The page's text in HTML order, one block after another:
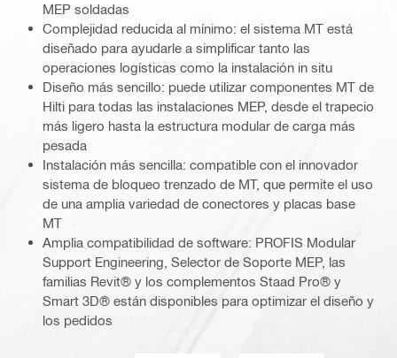
MEP soldadas
Complejidad reducida al mínimo: el sistema MT está
diseñado para ayudarle a simplificar tanto las
operaciones logísticas como la instalación in situ
Diseño más sencillo: puede utilizar componentes MT de
Hilti para todas las instalaciones MEP, desde el trapecio
más ligero hasta la estructura modular de carga más
pesada
Instalación más sencilla: compatible con el innovador
sistema de bloqueo trenzado de MT, que permite el uso
de una amplia variedad de conectores y placas base
MT
Amplia compatibilidad de software: PROFIS Modular
Support Engineering, Selector de Soporte MEP, las
familias Revit® y los complementos Staad Pro® y
Smart 3D® están disponibles para optimizar el diseño y
los pedidos